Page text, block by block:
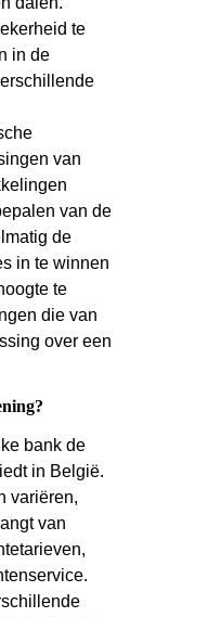
te
in de
van
van de
de
in te winnen
te
die van
over een
bank de
in België.
variëren,
van